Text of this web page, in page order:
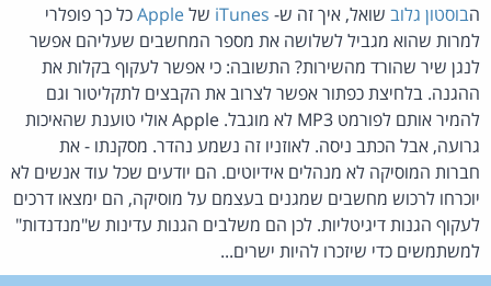
הבוסטון גלוב שואל, איך זה ש- iTunes שלAppleכל כך פופלרי
למרות שהוא מגביל לשלושה את מספר המחשבים שעליהם אפשר
לנגן שיר שהורד מהשירות? התשובה: כי אפשר לעקוף בקלות את
ההגנה. בלחיצת כפתור אפשר לצרוב את הקבצים לתקליטור וגם
להמיר אותם לפורמט MP3 לא מוגבל. Apple אולי טוענת שהאיכות
גרועה, אבל הכתב ניסה. לאוזניו זה נשמע נהדר. מסקנתו - את
חברות המוסיקה לא מנהלים אידיוטים. הם יודעים שכל עוד אנשים לא
יוכרחו לרכוש מחשבים שמגנים בעצמם על מוסיקה, הם ימצאו דרכים
לעקוף הגנות דיגיטליות. לכן הם משלבים הגנות עדינות ש"מנדנדות"
למשתמשים כדי שיזכרו להיות ישרים...